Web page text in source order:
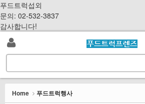
푸드트럭섭외
문의: 02-532-3837
감사합니다!
S
k
i
o
로
인
검
색
Home 푸드트럭행사